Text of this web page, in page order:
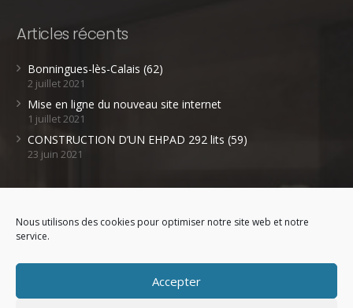
Nous utilisons des cookies pour optimiser notre site web et notre
service.
Accepter
Articles récents
Bonningues-lès-Calais (62)
2 juillet 2021
Mise en ligne du nouveau site internet
1 juillet 2021
CONSTRUCTION D’UN EHPAD 292 lits (59)
23 juin 2021
Site et Patrimoine
Parcs et jardins
Études paysagères / urbaines